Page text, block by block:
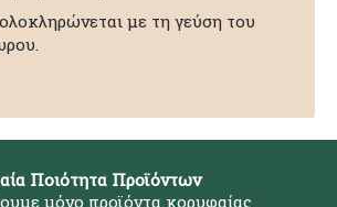
με τη γεύση του
Ποιότητα Προϊόντων
μόνο προϊόντα κορυφαίας